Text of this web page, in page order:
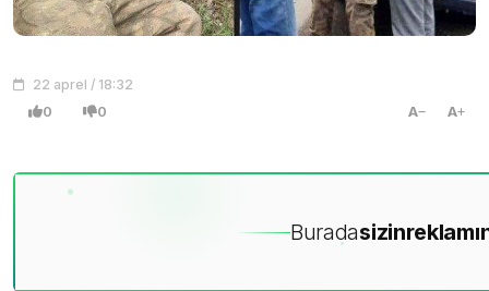
22 aprel / 18:32
0 0 A A
Buradasizin